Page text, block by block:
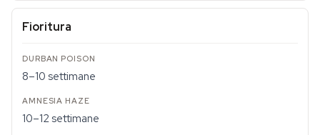
Fioritura
8–10 settimane
10–12 settimane